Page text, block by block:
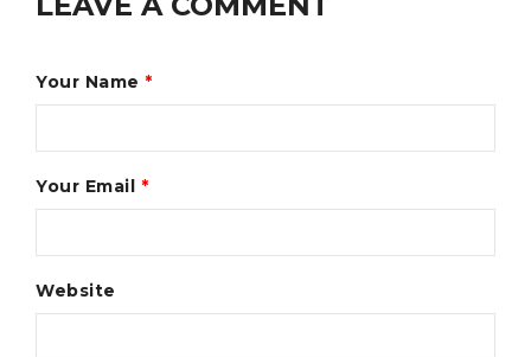
Your Name *
Your Email *
Website